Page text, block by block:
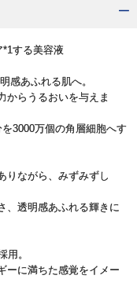
する美容液
感あふれる肌へ。
からうるおいを与えま
3000万個の角層細胞へす
りながら、みずみずし
、透明感あふれる輝きに
用。
ーに満ちた感覚をイメー